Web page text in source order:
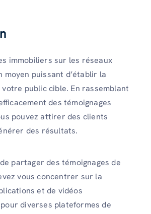
immobiliers sur les réseaux
moyen puissant d’établir la
public cible. En rassemblant
des témoignages
pouvez attirer des clients
des résultats.
partager des témoignages de
vous concentrer sur la
et de vidéos
diverses plateformes de